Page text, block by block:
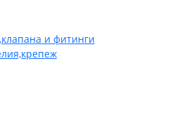
и фитинги